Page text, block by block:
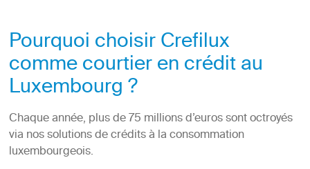
Pourquoi choisir Crefilux
comme courtier en crédit au
Luxembourg ?
Chaque année, plus de 75 millions d’euros sont octroyés
via nos solutions de crédits à la consommation
luxembourgeois.